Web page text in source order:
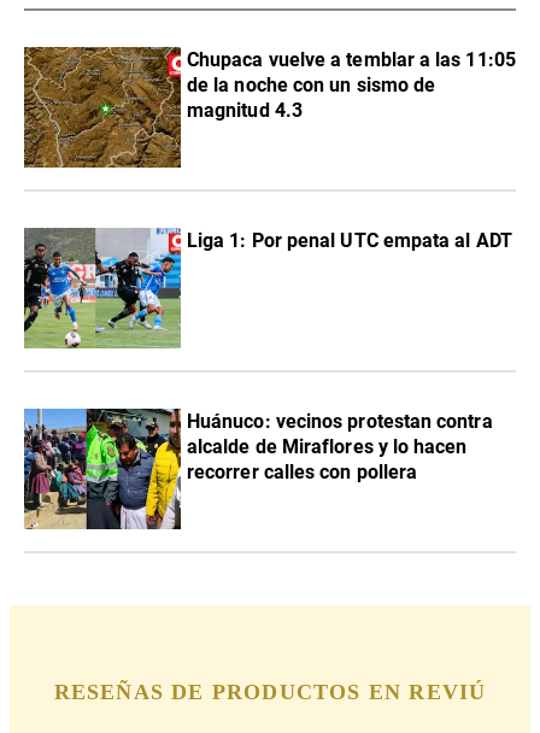
Chupaca vuelve a temblar a las 11:05
de la noche con un sismo de
magnitud 4.3
Liga 1: Por penal UTC empata al ADT
Huánuco: vecinos protestan contra
alcalde de Miraflores y lo hacen
recorrer calles con pollera